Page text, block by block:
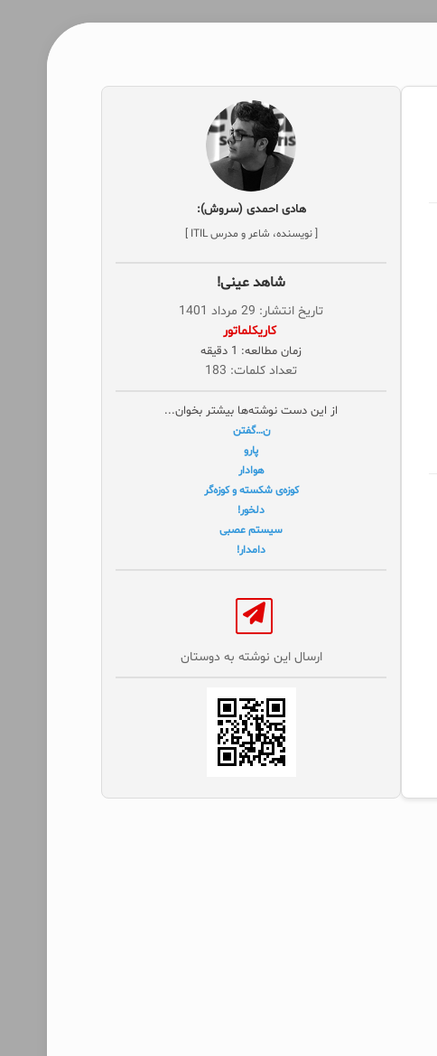
هادی احمدی (سروش):
[ نویسنده، شاعر و مدرس ITIL ]
شاهد عینی!
تاریخ انتشار: 29 مرداد 1401
‌ کاریکلماتور
زمان مطالعه: 1 دقیقه
تعداد کلمات: 183
از این دست نوشته‌ها بیشتر بخوان...
ن…گفتن
پارو
هوادار
کوزه‌ی شکسته و کوزه‌گر
دلخور!
سیستم عصبی
دامدار!
ارسال این نوشته به دوستان‌